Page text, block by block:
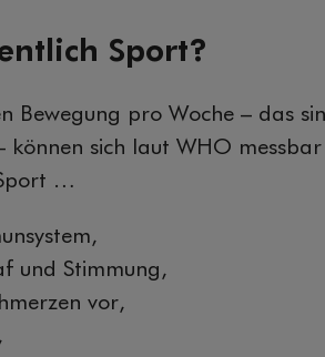
Sport?
Bewegung pro Woche – das
können sich laut WHO
…
und Stimmung,
vor,